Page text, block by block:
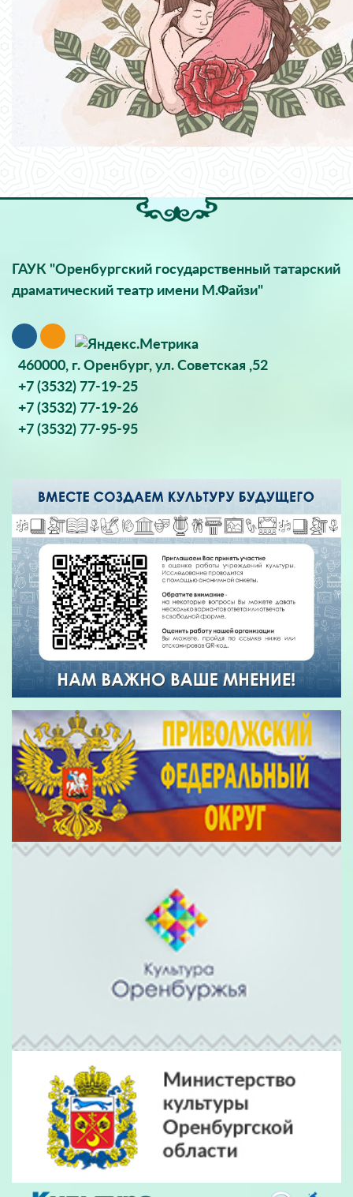
ГАУК "Оренбургский государственный татарский
драматический театр имени М.Файзи"
460000, г. Оренбург, ул. Советская ,52
+7 (3532) 77-19-25
+7 (3532) 77-19-26
+7 (3532) 77-95-95